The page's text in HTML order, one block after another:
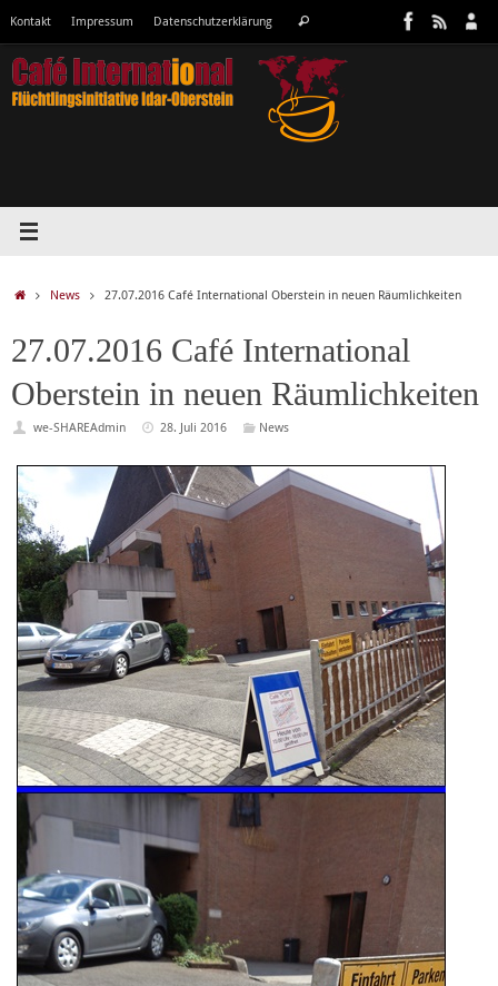
springen
Kontakt Impressum Datenschutzerklärung Suchen
StartNews 27.07.2016 Café International Oberstein in neuen Räumlichkeiten
27.07.2016 Café International
Oberstein in neuen Räumlichkeiten
we-SHAREAdmin 28. Juli 2016 News